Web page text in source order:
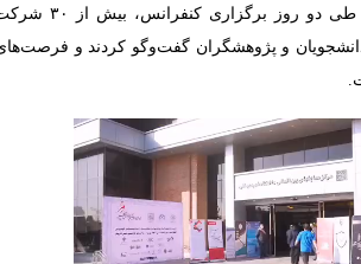
گردید. رویدادی تازه که طی دو روز برگزاری کنفرانس، بیش از ۳۰ شرکت
و پژوهشگران گفت‌وگو کردند و فرصت‌های